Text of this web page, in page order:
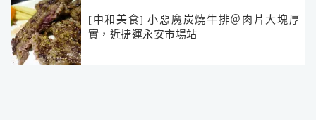
[中和美食] 小惡魔炭燒牛排＠肉片大塊厚
實，近捷運永安市場站